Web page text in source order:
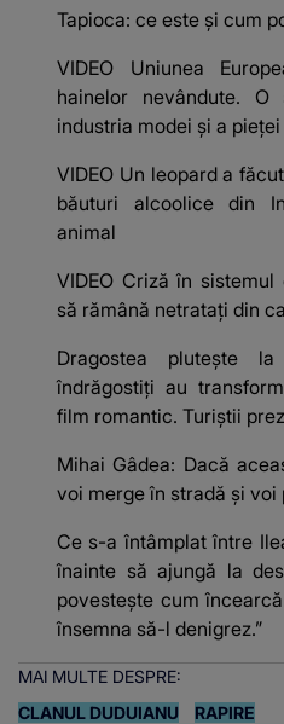
Tapioca: ce este și cum
VIDEO Uniunea
hainelor nevândute. O
industria modei și a
VIDEO Un leopard a
băuturi alcoolice din
animal
VIDEO Criză în
să rămână netratați din
Dragostea plutește
îndrăgostiți au
film romantic. Turiștii
Mihai Gâdea: Dacă
voi merge în stradă și voi
Ce s-a întâmplat între
înainte să ajungă la
povestește cum
însemna să-l denigrez.”
MAI MULTE DESPRE:
CLANUL DUDUIANU
RAPIRE